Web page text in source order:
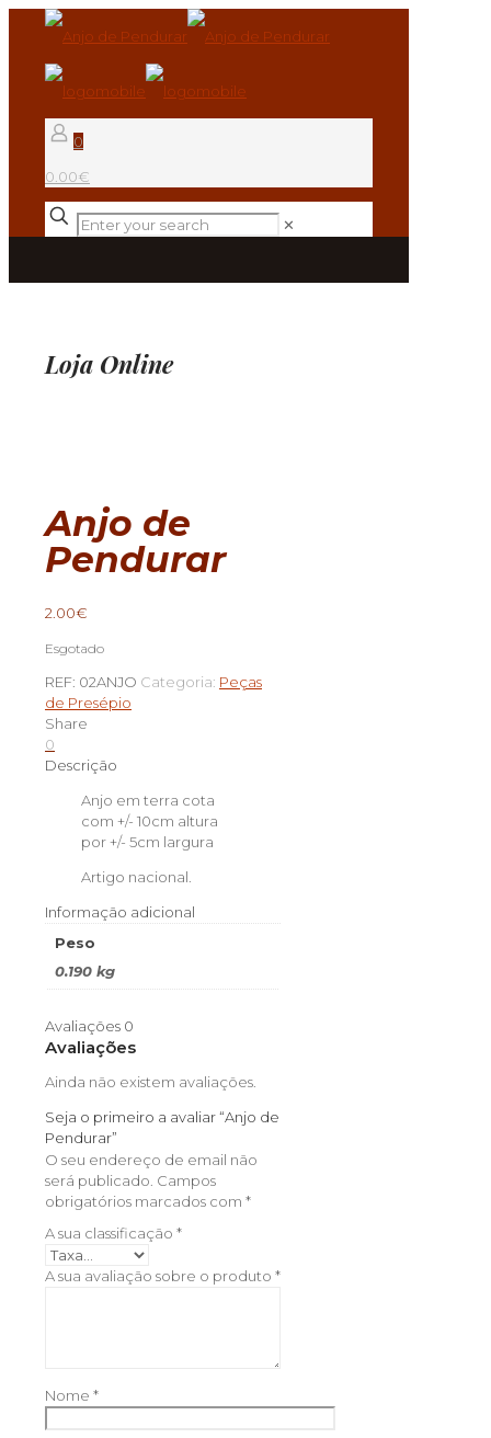
0
0.00€
✕
Loja Online
Anjo de
Pendurar
2.00€
Esgotado
REF: 02ANJO Categoria: Peças
de Presépio
Share
0
Descrição
Anjo em terra cota
com +/- 10cm altura
por +/- 5cm largura
Artigo nacional.
Informação adicional
Peso
0.190 kg
Avaliações 0
Avaliações
Ainda não existem avaliações.
Seja o primeiro a avaliar “Anjo de
Pendurar”
O seu endereço de email não
será publicado. Campos
obrigatórios marcados com *
A sua classificação *
A sua avaliação sobre o produto *
Nome *